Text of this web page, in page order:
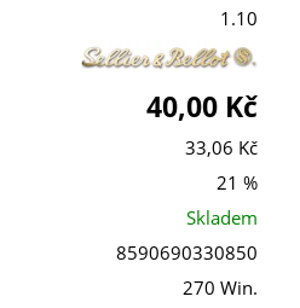
1.10
40,00 Kč
33,06 Kč
21 %
Skladem
8590690330850
270 Win.